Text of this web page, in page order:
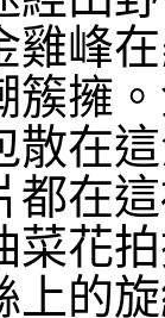
雞峰
簇擁
散在
都在
菜花
上的